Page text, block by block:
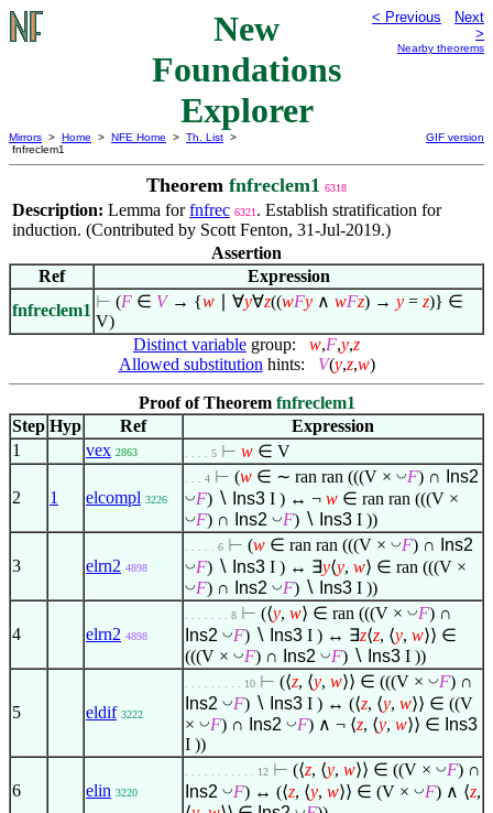
New
Foundations
Explorer
< Previous
Next
>
Nearby theorems
Mirrors > Home > NFE Home > Th. List >
fnfreclem1
GIF version
Theorem fnfreclem1 6318
Description: Lemma forfnfrec 6321 . Establish stratification for
induction. (Contributed by Scott Fenton, 31-Jul-2019.)
Assertion
Ref
Expression
fnfreclem1 ⊢ (F ∈ V→ {w ∀y∀z((wFy ∧ wFz) → y = z)} ∈
V)
Distinct variable group: w,F,y,z
Allowed substitution hints: V(y,z,w)
Proof of Theorem fnfreclem1
Step Hyp Ref
Expression
1
vex 2863 . . . . 5 ⊢ w ∈ V
2 1 elcompl 3226
. . . 4 ⊢ (w ∈ ∼ ran ran (((V × ◡F) ∩ Ins2
◡F) ∖ Ins3 I ) ↔ ¬ w ∈ ran ran (((V ×
◡F) ∩ Ins2 ◡F) ∖ Ins3 I ))
3 elrn2 4898
. . . . . 6 ⊢ (w ∈ ran ran (((V × ◡F) ∩ Ins2
◡F) ∖ Ins3 I ) ↔ ∃y⟨y, w⟩ ∈ ran (((V ×
◡F) ∩ Ins2 ◡F) ∖ Ins3 I ))
4 elrn2 4898
. . . . . . . 8 ⊢ (⟨y, w⟩ ∈ ran (((V × ◡F) ∩
Ins2 ◡F) ∖ Ins3 I ) ↔ ∃z⟨z, ⟨y, w⟩⟩ ∈
(((V × ◡F) ∩ Ins2 ◡F) ∖ Ins3 I ))
5 eldif 3222
. . . . . . . . . 10 ⊢ (⟨z, ⟨y, w⟩⟩ ∈ (((V × ◡F) ∩
Ins2 ◡F) ∖ Ins3 I ) ↔ (⟨z, ⟨y, w⟩⟩ ∈ ((V
× ◡F) ∩ Ins2 ◡F) ∧ ¬ ⟨z, ⟨y, w⟩⟩ ∈ Ins3
I ))
6 elin 3220
. . . . . . . . . . . 12 ⊢ (⟨z, ⟨y, w⟩⟩ ∈ ((V × ◡F) ∩
Ins2 ◡F) ↔ (⟨z, ⟨y, w⟩⟩ ∈ (V × ◡F) ∧ ⟨z,
◡